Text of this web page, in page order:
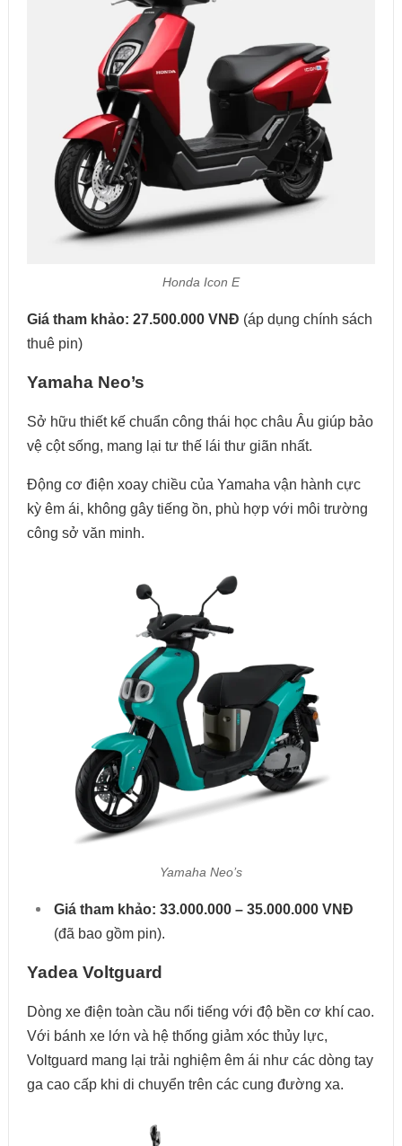
Honda Icon E
Giá tham khảo: 27.500.000 VNĐ (áp dụng chính sách
thuê pin)
Yamaha Neo’s
Sở hữu thiết kế chuẩn công thái học châu Âu giúp bảo
vệ cột sống, mang lại tư thế lái thư giãn nhất.
Động cơ điện xoay chiều của Yamaha vận hành cực
kỳ êm ái, không gây tiếng ồn, phù hợp với môi trường
công sở văn minh.
Yamaha Neo’s
Giá tham khảo: 33.000.000 – 35.000.000 VNĐ
(đã bao gồm pin).
Yadea Voltguard
Dòng xe điện toàn cầu nổi tiếng với độ bền cơ khí cao.
Với bánh xe lớn và hệ thống giảm xóc thủy lực,
Voltguard mang lại trải nghiệm êm ái như các dòng tay
ga cao cấp khi di chuyển trên các cung đường xa.